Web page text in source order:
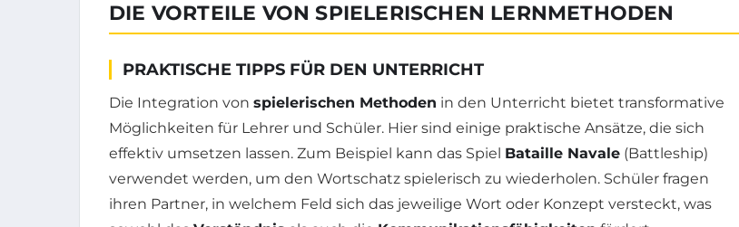
DIE VORTEILE VON SPIELERISCHEN LERNMETHODEN
PRAKTISCHE TIPPS FÜR DEN UNTERRICHT
Die Integration von spielerischen Methoden in den Unterricht bietet transformative
Möglichkeiten für Lehrer und Schüler. Hier sind einige praktische Ansätze, die sich
effektiv umsetzen lassen. Zum Beispiel kann das Spiel Bataille Navale (Battleship)
verwendet werden, um den Wortschatz spielerisch zu wiederholen. Schüler fragen
ihren Partner, in welchem Feld sich das jeweilige Wort oder Konzept versteckt, was